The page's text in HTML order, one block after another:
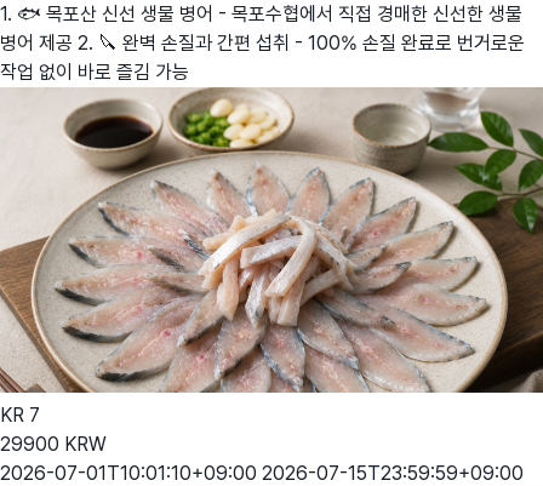
1. 🐟 목포산 신선 생물 병어 - 목포수협에서 직접 경매한 신선한 생물
병어 제공 2. 🔪 완벽 손질과 간편 섭취 - 100% 손질 완료로 번거로운
작업 없이 바로 즐김 가능
KR 7
29900 KRW
2026-07-01T10:01:10+09:00 2026-07-15T23:59:59+09:00